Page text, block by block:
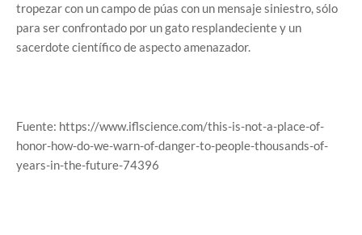
tropezar con un campo de púas con un mensaje siniestro, sólo
para ser confrontado por un gato resplandeciente y un
sacerdote científico de aspecto amenazador.
Fuente: https://www.iflscience.com/this-is-not-a-place-of-
honor-how-do-we-warn-of-danger-to-people-thousands-of-
years-in-the-future-74396